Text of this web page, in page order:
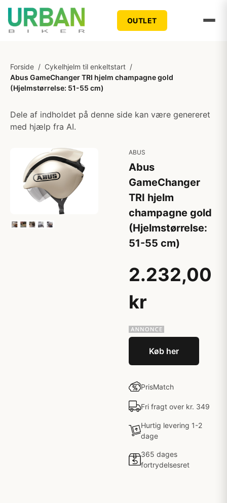
OUTLET
Forside / Cykelhjelm til enkeltstart /
Abus GameChanger TRI hjelm champagne gold
(Hjelmstørrelse: 51-55 cm)
Dele af indholdet på denne side kan være genereret
med hjælp fra AI.
ABUS
Abus
GameChanger
TRI hjelm
champagne gold
(Hjelmstørrelse:
51-55 cm)
2.232,00
kr
Køb her
PrisMatch
Fri fragt over kr. 349
Hurtig levering 1-2
dage
365 dages
fortrydelsesret